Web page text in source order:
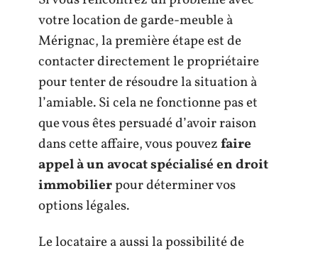
votre location de garde-meuble à
Mérignac, la première étape est de
contacter directement le propriétaire
pour tenter de résoudre la situation à
l’amiable. Si cela ne fonctionne pas et
que vous êtes persuadé d’avoir raison
dans cette affaire, vous pouvezfaire
appel à un avocat spécialisé en droit
immobilierpour déterminer vos
options légales.
Le locataire a aussi la possibilité de